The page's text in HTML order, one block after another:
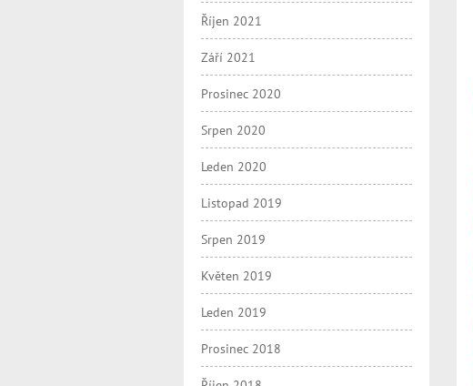
Říjen 2021
Září 2021
Prosinec 2020
Srpen 2020
Leden 2020
Listopad 2019
Srpen 2019
Květen 2019
Leden 2019
Prosinec 2018